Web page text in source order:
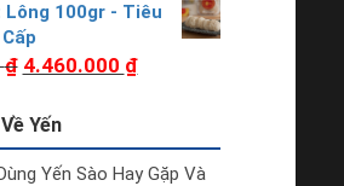
Lông 100gr - Tiêu
₫ 4.460.000 ₫
Yến
Yến Sào Hay Gặp Và